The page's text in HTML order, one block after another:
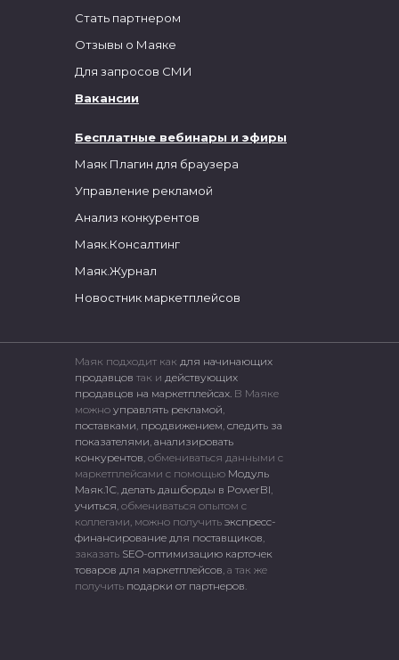
Бесплатные вебинары и эфиры
Маяк Плагин для браузера
Управление рекламой
Анализ конкурентов
Маяк.Консалтинг
Маяк.Журнал
Новостник маркетплейсов
Стать партнером
Отзывы о Маяке
Для запросов СМИ
Вакансии
Маяк подходит как для начинающих
продавцов так и действующих
продавцов на маркетплейсах. В Маяке
можно управлять рекламой,
поставками, продвижением, следить за
показателями, анализировать
конкурентов, обмениваться данными с
маркетплейсами c помощью Модуль
Маяк.1С, делать дашборды в PowerBI,
учиться, обмениваться опытом с
коллегами, можно получить экспресс-
финансирование для поставщиков,
заказать SEO-оптимизацию карточек
товаров для маркетплейсов, а так же
получить подарки от партнеров.